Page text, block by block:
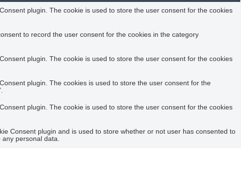
plugin. The cookie is used to store the user consent for the cookies
to record the user consent for the cookies in the category
plugin. The cookie is used to store the user consent for the cookies
plugin. The cookies is used to store the user consent for the
plugin. The cookie is used to store the user consent for the cookies
Consent plugin and is used to store whether or not user has consented to
personal data.